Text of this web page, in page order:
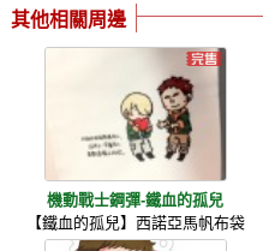
其他相關周邊
機動戰士鋼彈-鐵血的孤兒
【鐵血的孤兒】西諾亞馬帆布袋